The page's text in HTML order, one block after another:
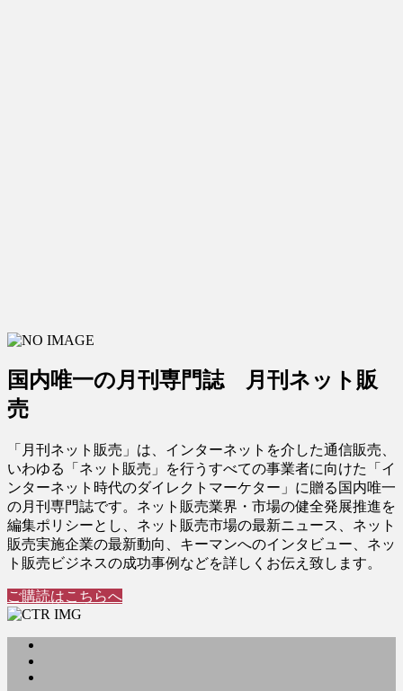
国内唯一の月刊専門誌 月刊ネット販
売
「月刊ネット販売」は、インターネットを介した通信販売、
いわゆる「ネット販売」を行うすべての事業者に向けた「イ
ンターネット時代のダイレクトマーケター」に贈る国内唯一
の月刊専門誌です。ネット販売業界・市場の健全発展推進を
編集ポリシーとし、ネット販売市場の最新ニュース、ネット
販売実施企業の最新動向、キーマンへのインタビュー、ネッ
ト販売ビジネスの成功事例などを詳しくお伝え致します。
ご購読はこちらへ